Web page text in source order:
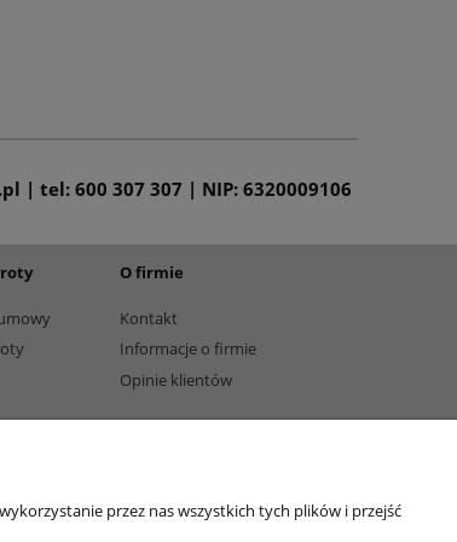
| tel: 600 307 307 | NIP: 6320009106
O firmie
Kontakt
Informacje o firmie
Opinie klientów
przez nas wszystkich tych plików i przejść